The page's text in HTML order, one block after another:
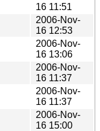
16 11:51
2006-Nov-
16 12:53
2006-Nov-
16 13:06
2006-Nov-
16 11:37
2006-Nov-
16 11:37
2006-Nov-
16 15:00